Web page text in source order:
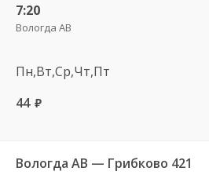
7:20
Вологда АВ
Пн,Вт,Ср,Чт,Пт
44 руб.
Вологда АВ — Грибково 421